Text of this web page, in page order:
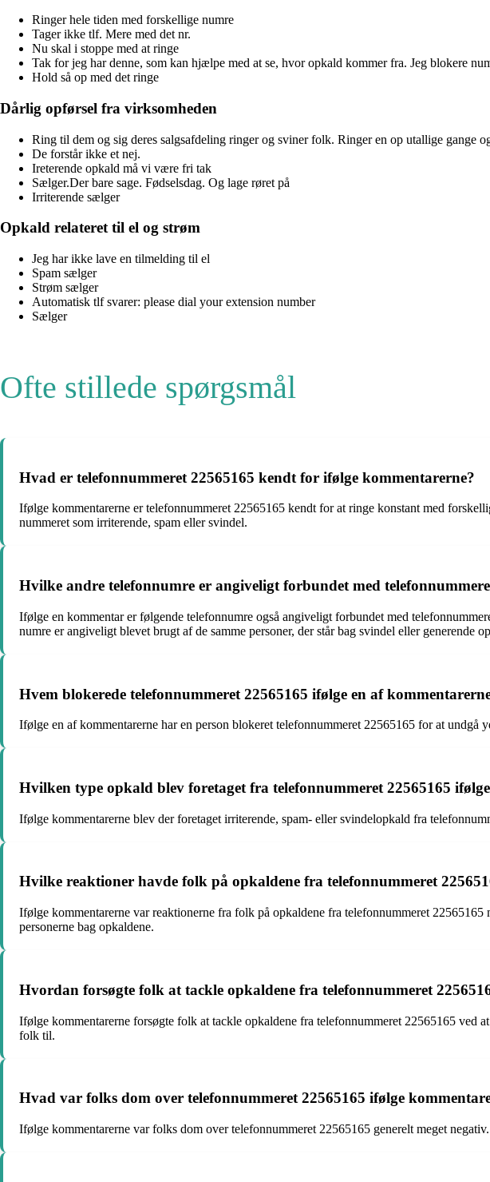
Ringer hele tiden med forskellige numre
Tager ikke tlf. Mere med det nr.
Nu skal i stoppe med at ringe
Tak for jeg har denne, som kan hjælpe med at se, hvor opkald kommer fra. Jeg blokere
Hold så op med det ringe
Dårlig opførsel fra virksomheden
Ring til dem og sig deres salgsafdeling ringer og sviner folk. Ringer en op utallige gange
De forstår ikke et nej.
Ireterende opkald må vi være fri tak
Sælger.Der bare sage. Fødselsdag. Og lage røret på
Irriterende sælger
Opkald relateret til el og strøm
Jeg har ikke lave en tilmelding til el
Spam sælger
Strøm sælger
Automatisk tlf svarer: please dial your extension number
Sælger
Ofte stillede spørgsmål
Hvad er telefonnummeret 22565165 kendt for ifølge kommentarerne?
Ifølge kommentarerne er telefonnummeret 22565165 kendt for at ringe konstant med
nummeret som irriterende, spam eller svindel.
Hvilke andre telefonnumre er angiveligt forbundet med
Ifølge en kommentar er følgende telefonnumre også angiveligt forbundet med
numre er angiveligt blevet brugt af de samme personer, der står bag svindel eller generende
Hvem blokerede telefonnummeret 22565165 ifølge en af
Ifølge en af kommentarerne har en person blokeret telefonnummeret 22565165 for at undgå
Hvilken type opkald blev foretaget fra telefonnummeret 22565165
Ifølge kommentarerne blev der foretaget irriterende, spam- eller svindelopkald fra
Hvilke reaktioner havde folk på opkaldene fra telefonnummeret
Ifølge kommentarerne var reaktionerne fra folk på opkaldene fra telefonnummeret
personerne bag opkaldene.
Hvordan forsøgte folk at tackle opkaldene fra telefonnummeret
Ifølge kommentarerne forsøgte folk at tackle opkaldene fra telefonnummeret 22565165 ved
folk til.
Hvad var folks dom over telefonnummeret 22565165 ifølge
Ifølge kommentarerne var folks dom over telefonnummeret 22565165 generelt meget